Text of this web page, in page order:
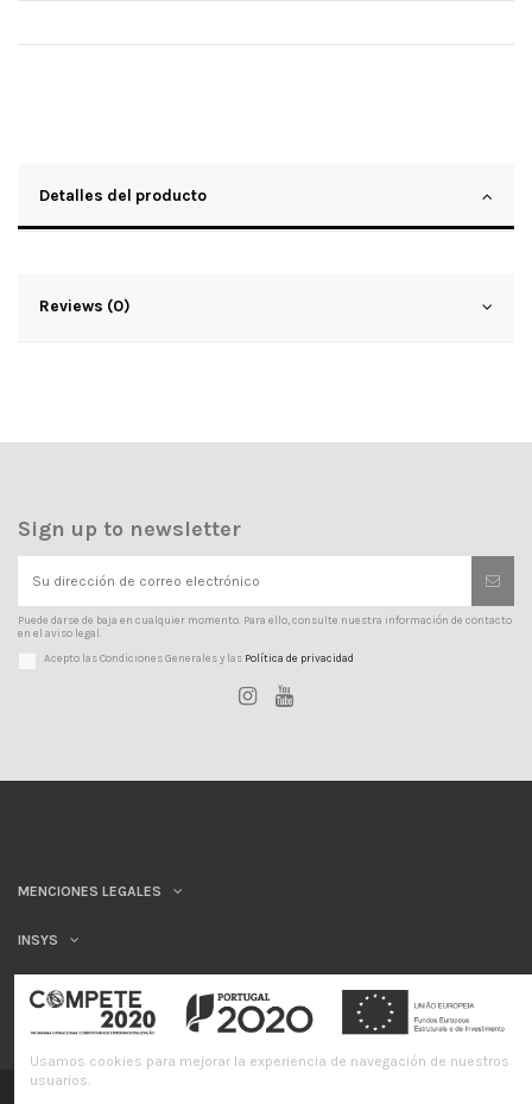
Detalles del producto
Reviews (0)
Sign up to newsletter
Puede darse de baja en cualquier momento. Para ello, consulte nuestra información de contacto
en el aviso legal.
Acepto las Condiciones Generales y las Política de privacidad
MENCIONES LEGALES
INSYS
Usamos cookies para mejorar la experiencia de navegación de nuestros
usuarios.